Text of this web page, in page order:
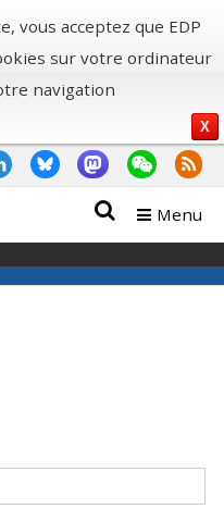
vous acceptez que EDP
sur votre ordinateur
navigation
X
Menu